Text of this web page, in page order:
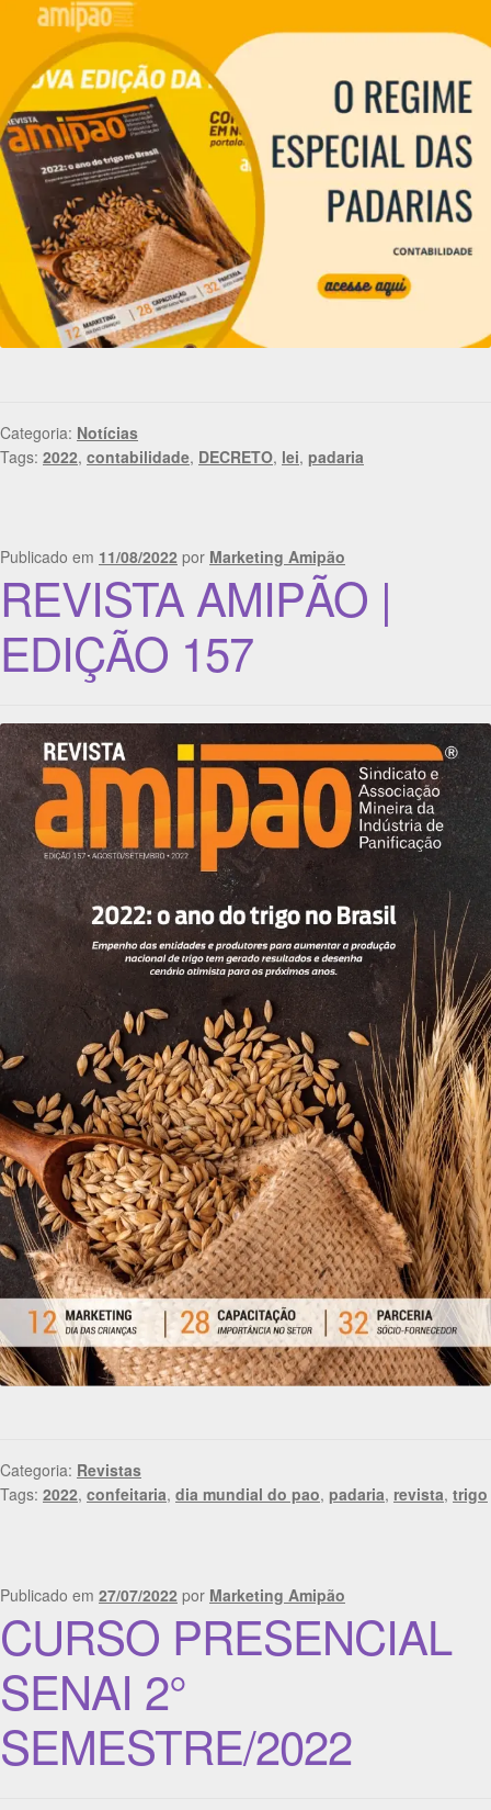
Categoria: Notícias
Tags: 2022, contabilidade, DECRETO, lei, padaria
Publicado em 11/08/2022 por Marketing Amipão
REVISTA AMIPÃO |
EDIÇÃO 157
Categoria: Revistas
Tags: 2022, confeitaria, dia mundial do pao, padaria, revista, trigo
Publicado em 27/07/2022 por Marketing Amipão
CURSO PRESENCIAL
SENAI 2°
SEMESTRE/2022